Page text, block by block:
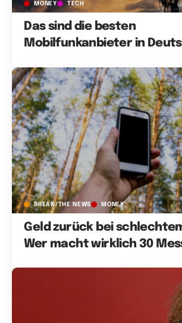
MONEY TECH
Das sind die besten
Mobilfunkanbieter in
BREAK/THE NEWS MONEY
Geld zurück bei
Wer macht wirklich 30